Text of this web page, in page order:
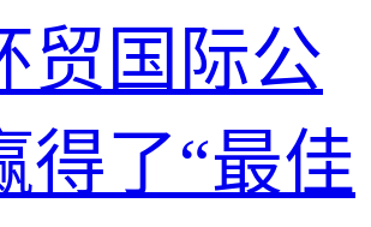
贸国际公
得了“最佳